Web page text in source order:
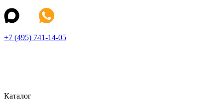
+7 (495) 741-14-05
Каталог